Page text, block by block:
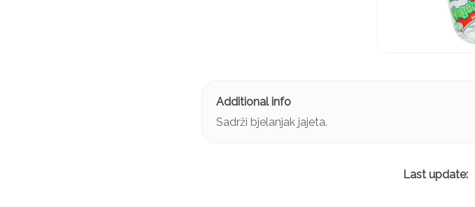
Sadrži bjelanjak jajeta.